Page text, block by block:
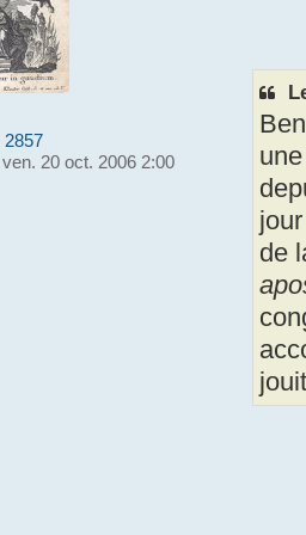
2857
ven. 20 oct. 2006 2:00
de